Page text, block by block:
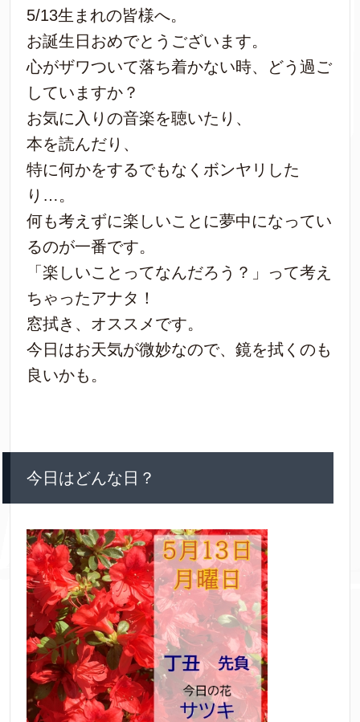
5/13生まれの皆様へ。
お誕生日おめでとうございます。
心がザワついて落ち着かない時、どう過ご
していますか？
お気に入りの音楽を聴いたり、
本を読んだり、
特に何かをするでもなくボンヤリした
り…。
何も考えずに楽しいことに夢中になってい
るのが一番です。
「楽しいことってなんだろう？」って考え
ちゃったアナタ！
窓拭き、オススメです。
今日はお天気が微妙なので、鏡を拭くのも
良いかも。
今日はどんな日？